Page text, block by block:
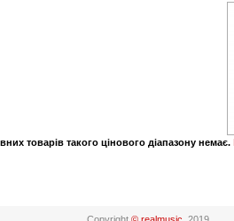
товарів такого цінового діапазону немає.